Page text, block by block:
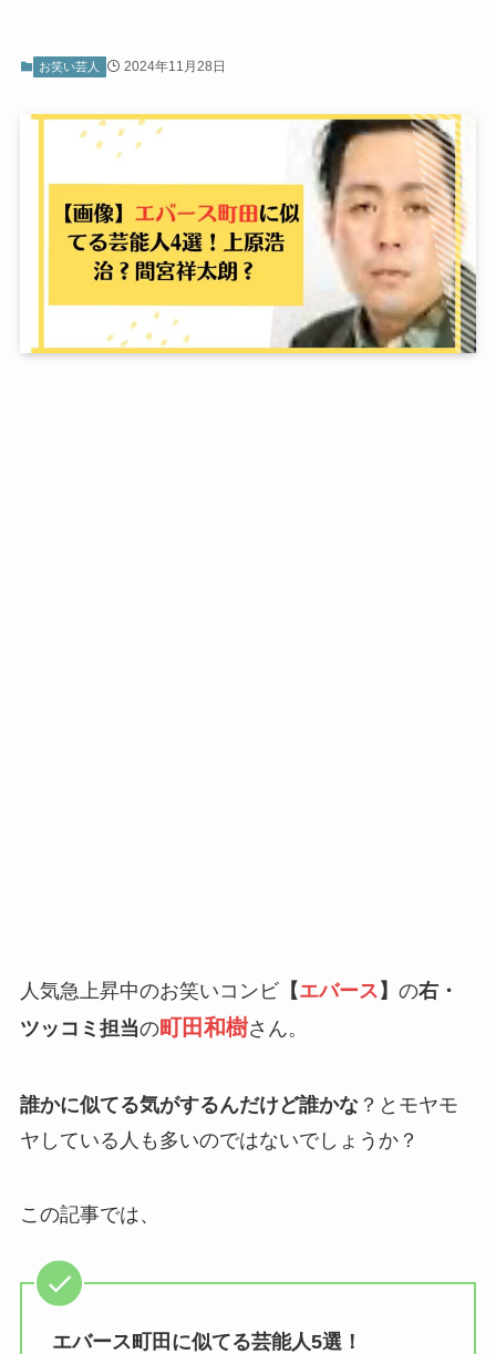
お笑い芸人 2024年11月28日
人気急上昇中のお笑いコンビ【エバース 】 の右・
ツッコミ担当の町田和樹さん。
誰かに似てる気がするんだけど誰かな？とモヤモ
ヤしている人も多いのではないでしょうか？
この記事では、
エバース町田に似てる芸能人5選！